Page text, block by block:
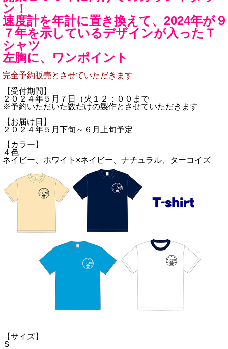
ン！
速度計を年計に置き換えて、2024年が９
７年を示しているデザインが入ったＴ
シャツ
左胸に、ワンポイント
完全予約販売とさせていただきます
【受付期間】
２０２４年５月７日（火１２：００まで
※予約いただいた数だけの製作とさせていただきます
【お届け日】
２０２４年５月下旬～６月上旬予定
【カラー】
４色
ネイビー、ホワイト×ネイビー、ナチュラル、ターコイズ
【サイズ】
Ｓ